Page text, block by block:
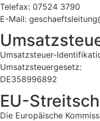
Telefax: 07524 3790
E-Mail:
Umsatzsteuer-
Umsatzsteuergesetz:
DE358996892
EU-
Die Europäische